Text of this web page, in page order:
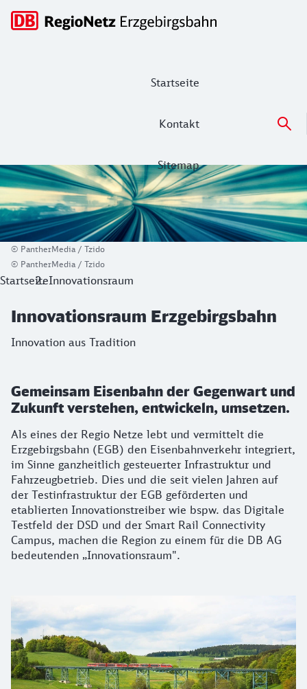
Startseite
Kontakt
Sitemap
Hauptnavigation
Innovationsraum Erzgebirgsbahn
Innovation aus Tradition
© PantherMedia / Tzido
© PantherMedia / Tzido
StartseiteInnovationsraum
Innovationsraum Erzgebirgsbahn
Innovation aus Tradition
Gemeinsam Eisenbahn der Gegenwart und
Zukunft verstehen, entwickeln, umsetzen.
Als eines der Regio Netze lebt und vermittelt die
Erzgebirgsbahn (EGB) den Eisenbahnverkehr integriert,
im Sinne ganzheitlich gesteuerter Infrastruktur und
Fahrzeugbetrieb. Dies und die seit vielen Jahren auf
der Testinfrastruktur der EGB geförderten und
etablierten Innovationstreiber wie bspw. das Digitale
Testfeld der DSD und der Smart Rail Connectivity
Campus, machen die Region zu einem für die DB AG
bedeutenden „Innovationsraum".